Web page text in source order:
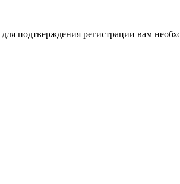
подтверждения регистрации вам